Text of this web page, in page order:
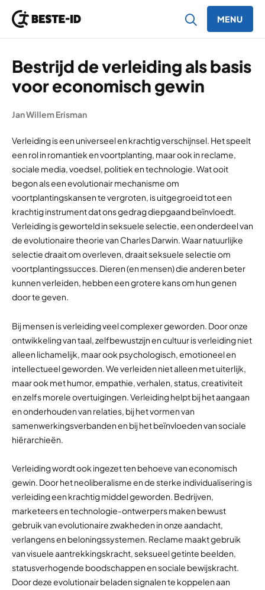
MENU
Bestrijd de verleiding als basis
voor economisch gewin
Jan Willem Erisman
Verleiding is een universeel en krachtig verschijnsel. Het speelt
een rol in romantiek en voortplanting, maar ook in reclame,
sociale media, voedsel, politiek en technologie. Wat ooit
begon als een evolutionair mechanisme om
voortplantingskansen te vergroten, is uitgegroeid tot een
krachtig instrument dat ons gedrag diepgaand beïnvloedt.
Verleiding is geworteld in seksuele selectie, een onderdeel van
de evolutionaire theorie van Charles Darwin. Waar natuurlijke
selectie draait om overleven, draait seksuele selectie om
voortplantingssucces. Dieren (en mensen) die anderen beter
kunnen verleiden, hebben een grotere kans om hun genen
door te geven.
Bij mensen is verleiding veel complexer geworden. Door onze
ontwikkeling van taal, zelfbewustzijn en cultuur is verleiding niet
alleen lichamelijk, maar ook psychologisch, emotioneel en
intellectueel geworden. We verleiden niet alleen met uiterlijk,
maar ook met humor, empathie, verhalen, status, creativiteit
en zelfs morele overtuigingen. Verleiding helpt bij het aangaan
en onderhouden van relaties, bij het vormen van
samenwerkingsverbanden en bij het beïnvloeden van sociale
hiërarchieën.
Verleiding wordt ook ingezet ten behoeve van economisch
gewin. Door het neoliberalisme en de sterke individualisering is
verleiding een krachtig middel geworden. Bedrijven,
marketeers en technologie-ontwerpers maken bewust
gebruik van evolutionaire zwakheden in onze aandacht,
verlangens en beloningssystemen. Reclame maakt gebruik
van visuele aantrekkingskracht, seksueel getinte beelden,
statusverhogende boodschappen en sociale bewijskracht.
Door deze evolutionair beladen signalen te koppelen aan